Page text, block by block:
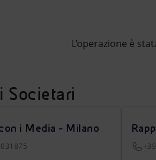
L’operazione è
Societari
i Media - Milano